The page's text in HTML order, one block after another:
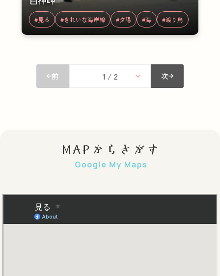
#見る #きれいな海岸線 #夕陽 #海 #渡り鳥
前 1 / 2 次